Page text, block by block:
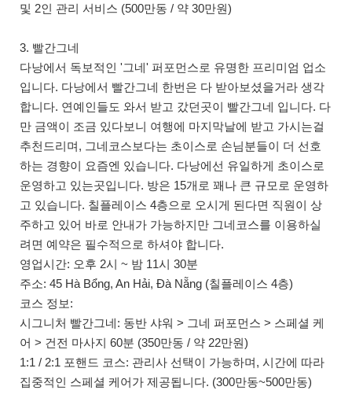
및 2인 관리 서비스 (500만동 / 약 30만원)
3. 빨간그네
다낭에서 독보적인 '그네' 퍼포먼스로 유명한 프리미엄 업소
입니다. 다낭에서 빨간그네 한번은 다 받아보셨을거라 생각
합니다. 연예인들도 와서 받고 갔던곳이 빨간그네 입니다. 다
만 금액이 조금 있다보니 여행에 마지막날에 받고 가시는걸
추천드리며, 그네코스보다는 초이스로 손님분들이 더 선호
하는 경향이 요즘엔 있습니다. 다낭에선 유일하게 초이스로
운영하고 있는곳입니다. 방은 15개로 꽤나 큰 규모로 운영하
고 있습니다. 칠플레이스 4층으로 오시게 된다면 직원이 상
주하고 있어 바로 안내가 가능하지만 그네코스를 이용하실
려면 예약은 필수적으로 하셔야 합니다.
영업시간: 오후 2시 ~ 밤 11시 30분
주소: 45 Hà Bổng, An Hải, Đà Nẵng (칠플레이스 4층)
코스 정보:
시그니처 빨간그네: 동반 샤워 > 그네 퍼포먼스 > 스페셜 케
어 > 건전 마사지 60분 (350만동 / 약 22만원)
1:1 / 2:1 포핸드 코스: 관리사 선택이 가능하며, 시간에 따라
집중적인 스페셜 케어가 제공됩니다. (300만동~500만동)